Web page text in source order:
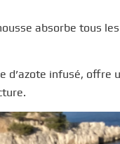
absorbe tous
d’azote infusé, offre